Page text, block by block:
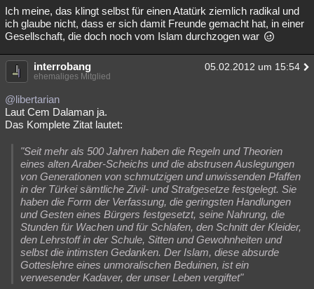
Ich meine, das klingt selbst für einen Atatürk ziemlich radikal und
ich glaube nicht, dass er sich damit Freunde gemacht hat, in einer
Gesellschaft, die doch noch vom Islam durchzogen war
interrobang 05.02.2012 um 15:54
ehemaliges Mitglied
@libertarian
Laut Cem Dalaman ja.
Das Komplete Zitat lautet:
"Seit mehr als 500 Jahren haben die Regeln und Theorien
eines alten Araber-Scheichs und die abstrusen Auslegungen
von Generationen von schmutzigen und unwissenden Pfaffen
in der Türkei sämtliche Zivil- und Strafgesetze festgelegt. Sie
haben die Form der Verfassung, die geringsten Handlungen
und Gesten eines Bürgers festgesetzt, seine Nahrung, die
Stunden für Wachen und für Schlafen, den Schnitt der Kleider,
den Lehrstoff in der Schule, Sitten und Gewohnheiten und
selbst die intimsten Gedanken. Der Islam, diese absurde
Gotteslehre eines unmoralischen Beduinen, ist ein
verwesender Kadaver, der unser Leben vergiftet"